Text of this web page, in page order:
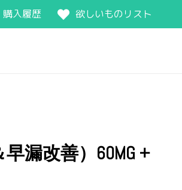
購入履歴 欲しいものリスト
漏改善）60MG +